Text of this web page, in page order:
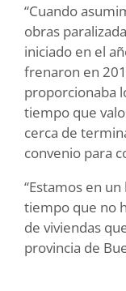
“Cuando
obras
iniciado en el
frenaron en
proporcionaba
tiempo que
cerca de
convenio para
“Estamos en
tiempo que no
de viviendas
provincia de